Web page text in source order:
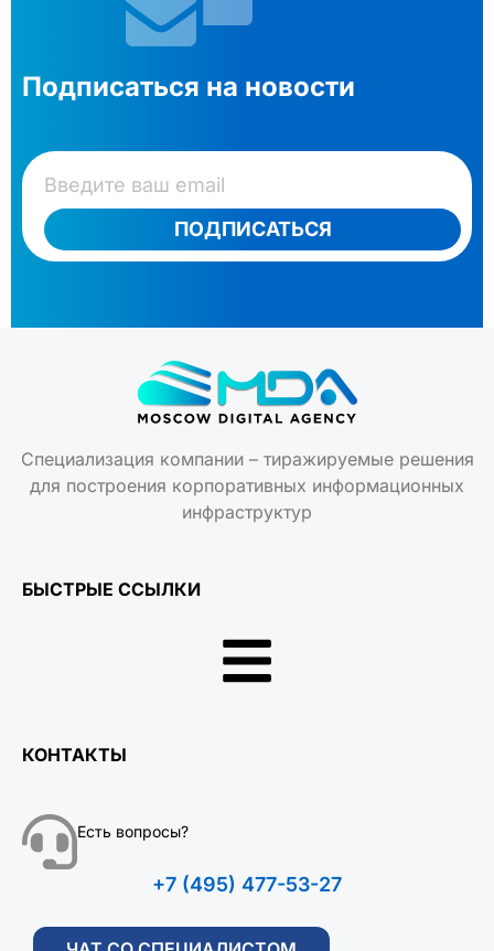
Подписаться на новости
ПОДПИСАТЬСЯ
Специализация компании – тиражируемые решения
для построения корпоративных информационных
инфраструктур
БЫСТРЫЕ ССЫЛКИ
КОНТАКТЫ
Есть вопросы?
+7 (495) 477-53-27